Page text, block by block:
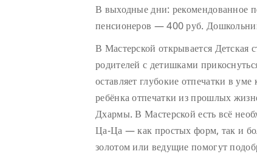
В выходные дни: рекомендованное
пенсионеров — 400 руб.
В Мастерской открывается
родителей с детишками
оставляет глубокие отпечатки в
ребёнка отпечатки из прошлых
Дхармы. В Мастерской есть всё
Ца-Ца — как простых форм, так и
золотом или ведущие помогут